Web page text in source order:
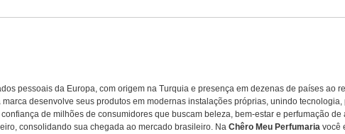
pessoais da Europa, com origem na Turquia e presença em dezenas de países ao
desenvolve seus produtos em modernas instalações próprias, unindo
de milhões de consumidores que buscam beleza, bem-estar e perfumação
consolidando sua chegada ao mercado brasileiro. Na Chêro Meu Perfumaria você